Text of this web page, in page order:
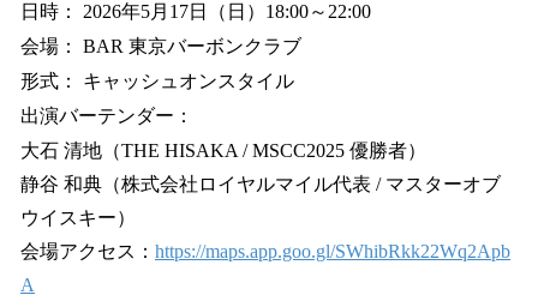
日時： 2026年5月17日（日）18:00～22:00
会場： BAR 東京バーボンクラブ
形式： キャッシュオンスタイル
出演バーテンダー：
大石 清地（THE HISAKA / MSCC2025 優勝者）
静谷 和典（株式会社ロイヤルマイル代表 / マスターオブ
ウイスキー）
会場アクセス： https://maps.app.goo.gl/SWhibRkk22Wq2Apb
A